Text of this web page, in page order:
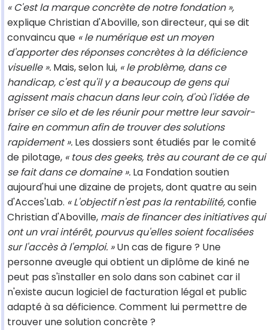
« C'est la marque concrète de notre fondation »,
explique Christian d'Aboville, son directeur, qui se dit
convaincu que « le numérique est un moyen
d'apporter des réponses concrètes à la déficience
visuelle ». Mais, selon lui, « le problème, dans ce
handicap, c'est qu'il y a beaucoup de gens qui
agissent mais chacun dans leur coin, d'où l'idée de
briser ce silo et de les réunir pour mettre leur savoir-
faire en commun afin de trouver des solutions
rapidement ». Les dossiers sont étudiés par le comité
de pilotage, « tous des geeks, très au courant de ce qui
se fait dans ce domaine ». La Fondation soutien
aujourd'hui une dizaine de projets, dont quatre au sein
d'Acces'Lab. « L'objectif n'est pas la rentabilité,confie
Christian d'Aboville, mais de financer des initiatives qui
ont un vrai intérêt, pourvus qu'elles soient focalisées
sur l'accès à l'emploi. »Un cas de figure ? Une
personne aveugle qui obtient un diplôme de kiné ne
peut pas s'installer en solo dans son cabinet car il
n'existe aucun logiciel de facturation légal et public
adapté à sa déficience. Comment lui permettre de
trouver une solution concrète ?